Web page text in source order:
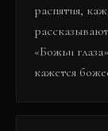
распятия,
«Божьи
кажется